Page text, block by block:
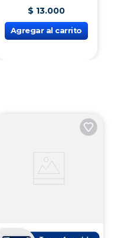
$ 13.000
Agregar al carrito